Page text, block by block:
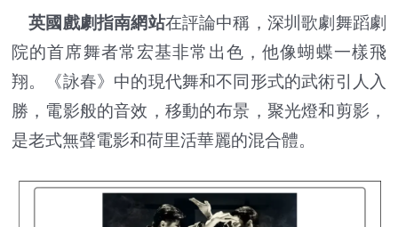
英國戲劇指南網站在評論中稱，深圳歌劇舞蹈劇
院的首席舞者常宏基非常出色，他像蝴蝶一樣飛
翔。《詠春》中的現代舞和不同形式的武術引人入
勝，電影般的音效，移動的布景，聚光燈和剪影，
是老式無聲電影和荷里活華麗的混合體。